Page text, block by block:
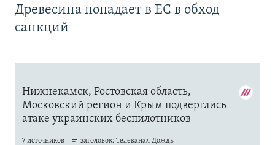
Древесина попадает в ЕС в обход
санкций